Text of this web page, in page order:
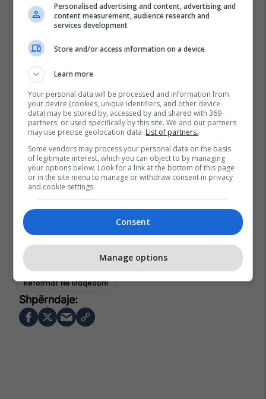
Hristijan Mickoski
Administrata Publike - Mk
Reformat Në Maqedoni
Personalised advertising and content, advertising and
content measurement, audience research and
services development
Store and/or access information on a device
Learn more
Your personal data will be processed and information from
your device (cookies, unique identifiers, and other device
data) may be stored by, accessed by and shared with 369
partners, or used specifically by this site. We and our partners
may use precise geolocation data. List of partners.
Some vendors may process your personal data on the basis
of legitimate interest, which you can object to by managing
your options below. Look for a link at the bottom of this page
or in the site menu to manage or withdraw consent in privacy
and cookie settings.
Consent
Manage options